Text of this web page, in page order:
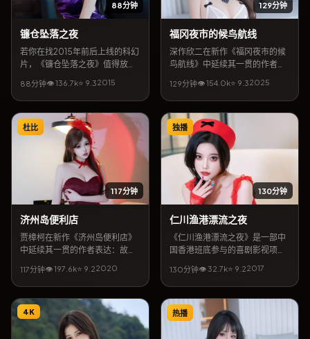
88分钟
镰仓坠落之夜
若你在找2015年前后上线的科幻
片，《镰仓坠落之夜》值得放入
李秉宪等共同完成，上映档期11
月27日。简介层面，本片将都市
缝隙里的温情与悬念结合，地区
气质贴近英国当代生活，亦适合
作为同城影迷检索的长尾片目。
88分钟👁136.7k⭐ 9.32015
129分钟
福冈夜市的候鸟航线
深作欣二在新作《福冈夜市的候
鸟航线》中延续其一贯的作者表
罪为外壳，探讨信任与救赎。朴
信惠、范冰冰领衔主演，8月12
日起可在网络平台收看全片。影
片口碑强调视听质感与人文关
怀，关键词包含「犯罪电影」
「中国台湾取景」「深作欣二作
品」。
129分钟👁154.0k⭐ 9.32025
117分钟
杜比
济州岛便利店
贾樟柯在新作《济州岛便利店》
中延续其一贯的作者表达：故事
壳，探讨信任与救赎。菅田将
晖、刘亚仁领衔主演，4月23日
起可在网络平台收看全片。影片
口碑强调视听质感与人文关怀，
关键词包含「战争电影」「中国
117分钟👁197.6k⭐ 9.22020
130分钟
独播
仁川渔港漂流之夜
《仁川渔港漂流之夜》是一部中
国香港班底参与的喜剧影视项
含朴信惠、苍井优、刘亚仁，讲
述一群人在偶然事件中彼此牵连
的命运。5月27日公开放映与上
线后，持续收获讨论；适合按
「喜剧」「山下敦弘」「朴信
130分钟👁32.7k⭐ 9.22017
4K 热播